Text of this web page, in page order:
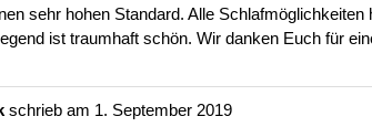
sehr hohen Standard. Alle
ist traumhaft schön. Wir danken Euch für
schrieb am 1. September 2019